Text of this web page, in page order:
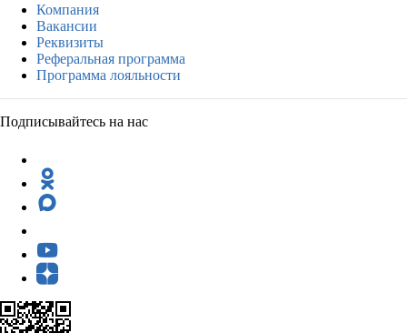
Компания
Вакансии
Реквизиты
Реферальная программа
Программа лояльности
Подписывайтесь на нас